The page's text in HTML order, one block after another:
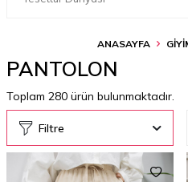
ANASAYFA
PANTOLON
Toplam 280 ürün bulunmaktadır.
Filtre